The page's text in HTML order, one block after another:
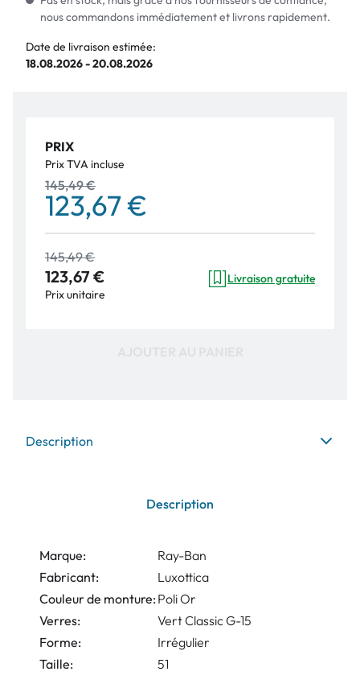
nous commandons immédiatement et livrons rapidement.
Date de livraison estimée:
18.08.2026 - 20.08.2026
PRIX
Prix TVA incluse
145,49 €
123,67 €
145,49 €
123,67 €
Prix unitaire
Livraison gratuite
Description
Description
Marque:
Ray-Ban
Fabricant:
Luxottica
Couleur de monture: Poli Or
Verres:
Vert Classic G-15
Forme:
Irrégulier
Taille:
51